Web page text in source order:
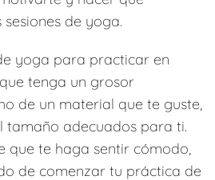
de yoga.
yoga para practicar en
tenga un grosor
de un material que te guste,
tamaño adecuados para ti.
que te haga sentir cómodo,
de comenzar tu práctica de